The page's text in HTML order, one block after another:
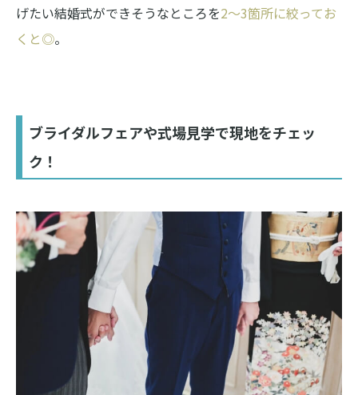
げたい結婚式ができそうなところを2〜3箇所に絞ってお
くと◎。
ブライダルフェアや式場見学で現地をチェッ
ク！